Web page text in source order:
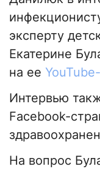
эксперту
Екатерине
на ее
Интервью
Facebook-
На вопрос